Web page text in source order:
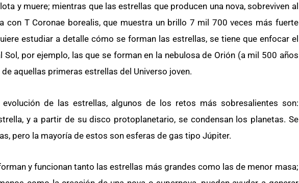
y muere; mientras que las estrellas que producen una nova, sobreviven al
con T Coronae borealis, que muestra un brillo 7 mil 700 veces más fuerte
estudiar a detalle cómo se forman las estrellas, se tiene que enfocar el
por ejemplo, las que se forman en la nebulosa de Orión (a mil 500 años
aquellas primeras estrellas del Universo joven.
de las estrellas, algunos de los retos más sobresalientes son:
y a partir de su disco protoplanetario, se condensan los planetas. Se
pero la mayoría de estos son esferas de gas tipo Júpiter.
y funcionan tanto las estrellas más grandes como las de menor masa;